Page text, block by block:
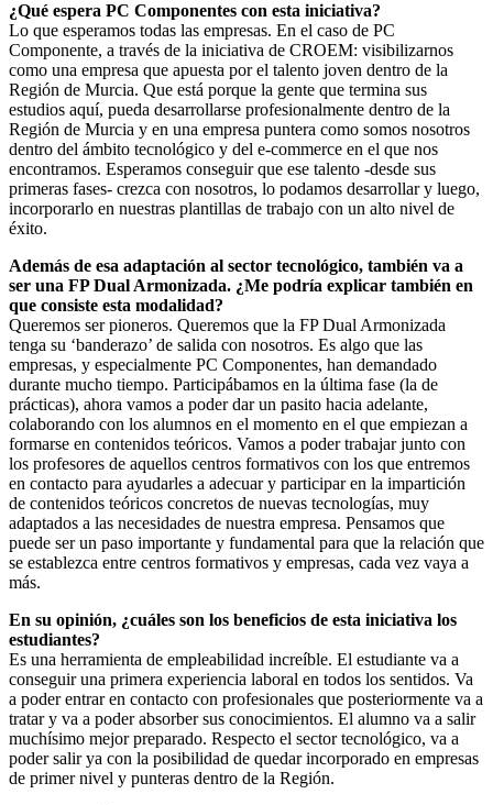
¿Qué espera PC Componentes con esta iniciativa?
Lo que esperamos todas las empresas. En el caso de PC
Componente, a través de la iniciativa de CROEM: visibilizarnos
como una empresa que apuesta por el talento joven dentro de la
Región de Murcia. Que está porque la gente que termina sus
estudios aquí, pueda desarrollarse profesionalmente dentro de la
Región de Murcia y en una empresa puntera como somos nosotros
dentro del ámbito tecnológico y del e-commerce en el que nos
encontramos. Esperamos conseguir que ese talento -desde sus
primeras fases- crezca con nosotros, lo podamos desarrollar y luego,
incorporarlo en nuestras plantillas de trabajo con un alto nivel de
éxito.
Además de esa adaptación al sector tecnológico, también va a
ser una FP Dual Armonizada. ¿Me podría explicar también en
que consiste esta modalidad?
Queremos ser pioneros. Queremos que la FP Dual Armonizada
tenga su ‘banderazo’ de salida con nosotros. Es algo que las
empresas, y especialmente PC Componentes, han demandado
durante mucho tiempo. Participábamos en la última fase (la de
prácticas), ahora vamos a poder dar un pasito hacia adelante,
colaborando con los alumnos en el momento en el que empiezan a
formarse en contenidos teóricos. Vamos a poder trabajar junto con
los profesores de aquellos centros formativos con los que entremos
en contacto para ayudarles a adecuar y participar en la impartición
de contenidos teóricos concretos de nuevas tecnologías, muy
adaptados a las necesidades de nuestra empresa. Pensamos que
puede ser un paso importante y fundamental para que la relación que
se establezca entre centros formativos y empresas, cada vez vaya a
más.
En su opinión, ¿cuáles son los beneficios de esta iniciativa los
estudiantes?
Es una herramienta de empleabilidad increíble. El estudiante va a
conseguir una primera experiencia laboral en todos los sentidos. Va
a poder entrar en contacto con profesionales que posteriormente va a
tratar y va a poder absorber sus conocimientos. El alumno va a salir
muchísimo mejor preparado. Respecto el sector tecnológico, va a
poder salir ya con la posibilidad de quedar incorporado en empresas
de primer nivel y punteras dentro de la Región.